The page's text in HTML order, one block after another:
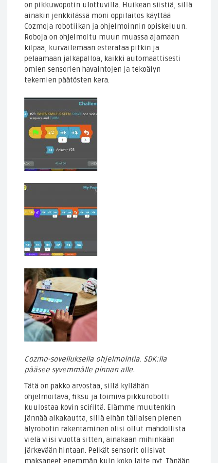
on pikkuwopotin ulottuvilla. Huikean siistiä, sillä
ainakin jenkkilässä moni oppilaitos käyttää
Cozmoja robotiikan ja ohjelmoinnin opiskeluun.
Roboja on ohjelmoitu muun muassa ajamaan
kilpaa, kurvailemaan esterataa pitkin ja
pelaamaan jalkapalloa, kaikki automaattisesti
omien sensorien havaintojen ja tekoälyn
tekemien päätösten kera.
Cozmo-sovelluksella ohjelmointia. SDK:lla
pääsee syvemmälle pinnan alle.
Tätä on pakko arvostaa, sillä kyllähän
ohjelmoitava, fiksu ja toimiva pikkurobotti
kuulostaa kovin scifiltä. Elämme muutenkin
jännää aikakautta, sillä eihän tällaisen pienen
älyrobotin rakentaminen olisi ollut mahdollista
vielä viisi vuotta sitten, ainakaan mihinkään
järkevään hintaan. Pelkät sensorit olisivat
maksaneet enemmän kuin koko laite nyt. Tänään